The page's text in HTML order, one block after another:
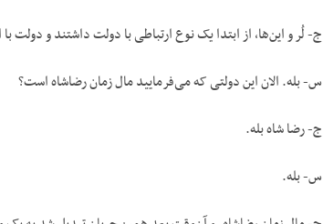
ج- لُر و این‌ها، از ابتدا یک نوع ارتباطی با دولت داشتند و
س- بله. الان این دولتی که می‌فرمایید مال زمان رضاشاه است؟
ج- رضا شاه بله.
س- بله.